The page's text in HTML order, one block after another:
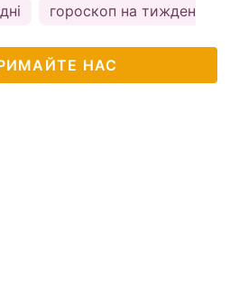
гороскоп на тиждень
НАС